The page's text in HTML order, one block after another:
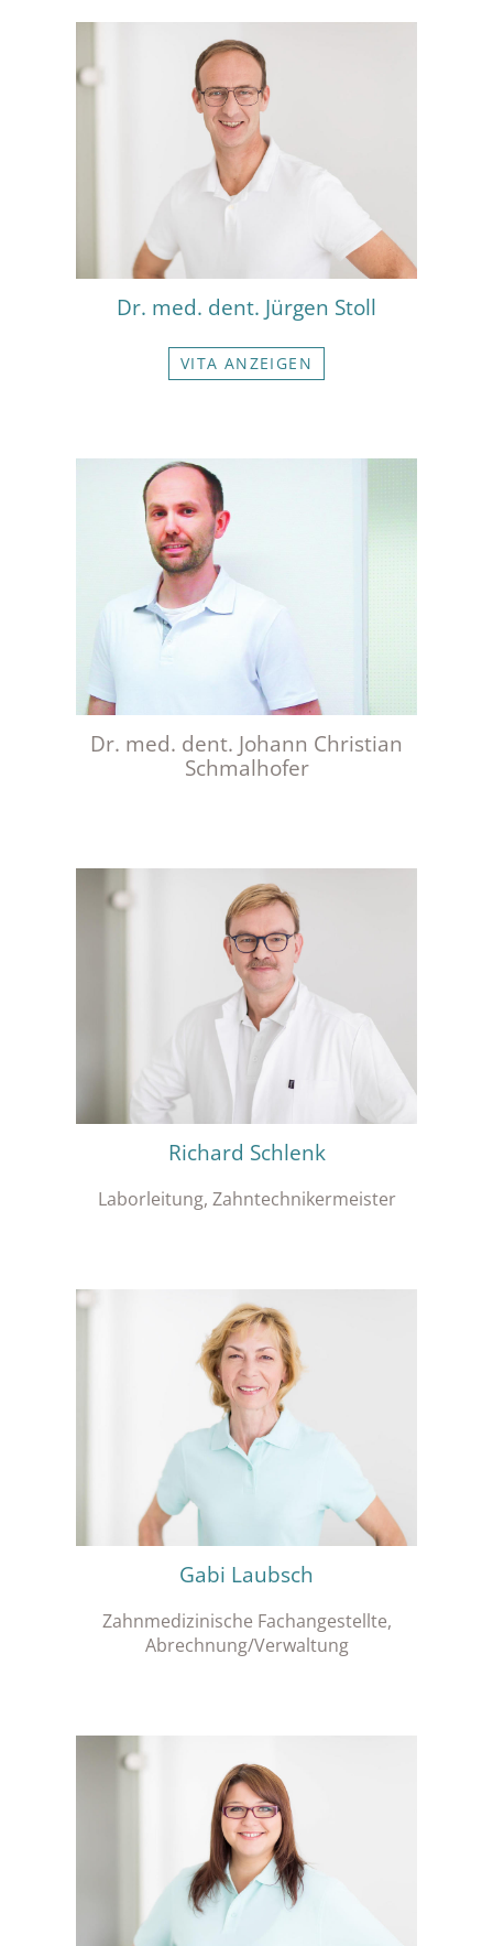
Dr. med. dent. Jürgen Stoll
VITA ANZEIGEN
Dr. med. dent. Johann Christian
Schmalhofer
Richard Schlenk
Laborleitung, Zahntechnikermeister
Gabi Laubsch
Zahnmedizinische Fachangestellte,
Abrechnung/Verwaltung